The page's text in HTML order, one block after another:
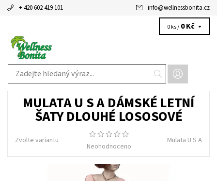
+ 420 602 419 101 info@wellnessbonita.cz
0 ks / 0 Kč
MULATA U S A DÁMSKÉ LETNÍ
ŠATY DLOUHÉ LOSOSOVÉ
Zvolte variantu
Neohodnoceno
Mulata U S A